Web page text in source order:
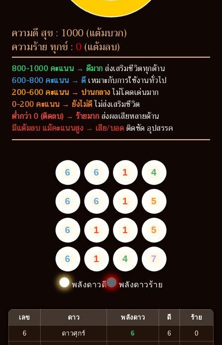
ความดี สุข : 1000 (แต้มบวก)
ความร้าย ทุกข์ : 0 (แต้มลบ)
800-1000 คะแนน → ดีมากส่งเสริมชีวิตทุกด้าน
600-800 คะแนน → ดีเหมาะกับการใช้งานทั่วไป
200-600 คะแนน → ปานกลางไม่โดดเด่นมาก
0-200 คะแนน → ยังไม่ดีไม่ส่งเสริมชีวิต
ต่ำกว่า 0 (ติดลบ) → ร้ายมากส่งผลเสียหลายด้าน
มีแต้มลบ แม้คะแนนสูง → เสีย/บอดติดขัด อุปสรรค
6 6 1 4
6 6 1 5
6 1 1 5
6 1 4 7
พลังดาวดี พลังดาวร้าย
เลข ดาว พลังดาว ดี ร้าย
6 ดาวศุกร์ 6 6 0